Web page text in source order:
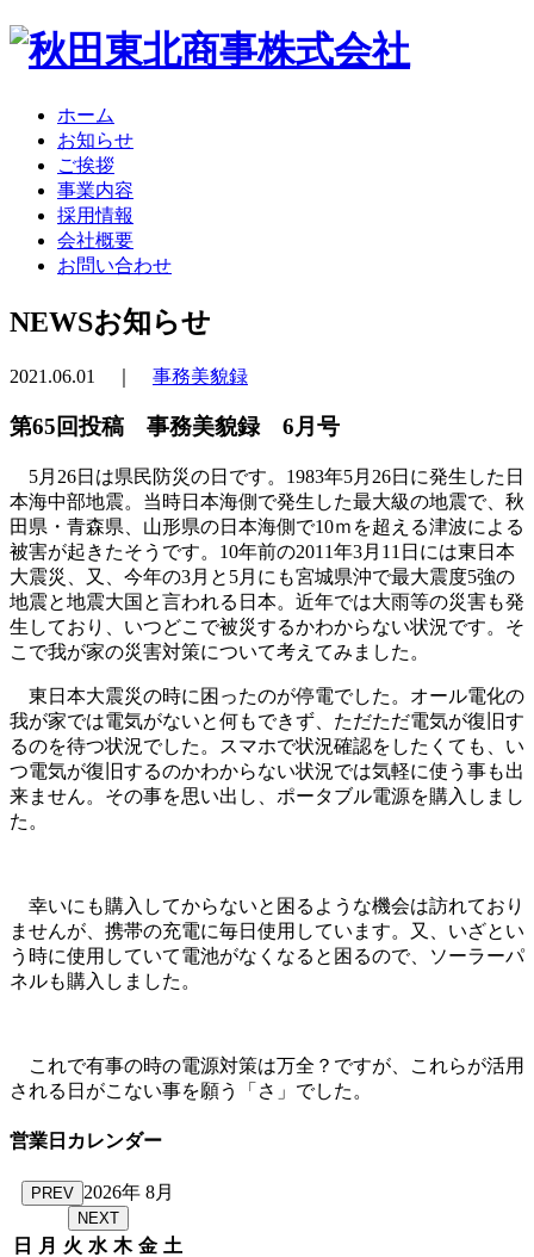
ホーム
お知らせ
ご挨拶
事業内容
採用情報
会社概要
お問い合わせ
NEWSお知らせ
2021.06.01 ｜ 事務美貌録
第65回投稿 事務美貌録 6月号
5月26日は県民防災の日です。1983年5月26日に発生した日
本海中部地震。当時日本海側で発生した最大級の地震で、秋
田県・青森県、山形県の日本海側で10ｍを超える津波による
被害が起きたそうです。10年前の2011年3月11日には東日本
大震災、又、今年の3月と5月にも宮城県沖で最大震度5強の
地震と地震大国と言われる日本。近年では大雨等の災害も発
生しており、いつどこで被災するかわからない状況です。そ
こで我が家の災害対策について考えてみました。
東日本大震災の時に困ったのが停電でした。オール電化の
我が家では電気がないと何もできず、ただただ電気が復旧す
るのを待つ状況でした。スマホで状況確認をしたくても、い
つ電気が復旧するのかわからない状況では気軽に使う事も出
来ません。その事を思い出し、ポータブル電源を購入しまし
た。
幸いにも購入してからないと困るような機会は訪れており
ませんが、携帯の充電に毎日使用しています。又、いざとい
う時に使用していて電池がなくなると困るので、ソーラーパ
ネルも購入しました。
これで有事の時の電源対策は万全？ですが、これらが活用
される日がこない事を願う「さ」でした。
営業日カレンダー
PREV 2026年 8月
NEXT
日 月 火 水 木 金 土